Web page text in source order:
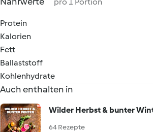
Protein
Kalorien
Fett
Ballaststoff
Kohlenhydrate
Auch enthalten in
Wilder Herbst & bunter
64 Rezepte